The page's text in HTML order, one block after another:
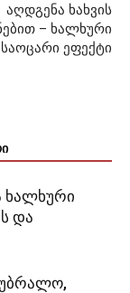
აღდგენა ხახვის
– ხალხური
ეფექტი
ხალხური
და
უბრალო,